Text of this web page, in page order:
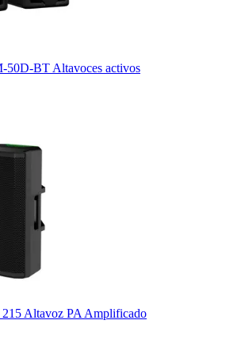
50D-BT Altavoces activos
Altavoz PA Amplificado